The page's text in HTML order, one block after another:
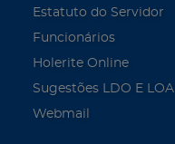
Estatuto do Servidor
Funcionários
Holerite Online
Sugestões LDO E LOA
Webmail